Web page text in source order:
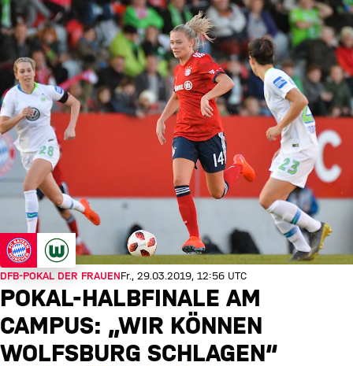
DFB-POKAL DER FRAUENFr., 29.03.2019, 12:56 UTC
POKAL-HALBFINALE AM
CAMPUS: „WIR KÖNNEN
WOLFSBURG SCHLAGEN“